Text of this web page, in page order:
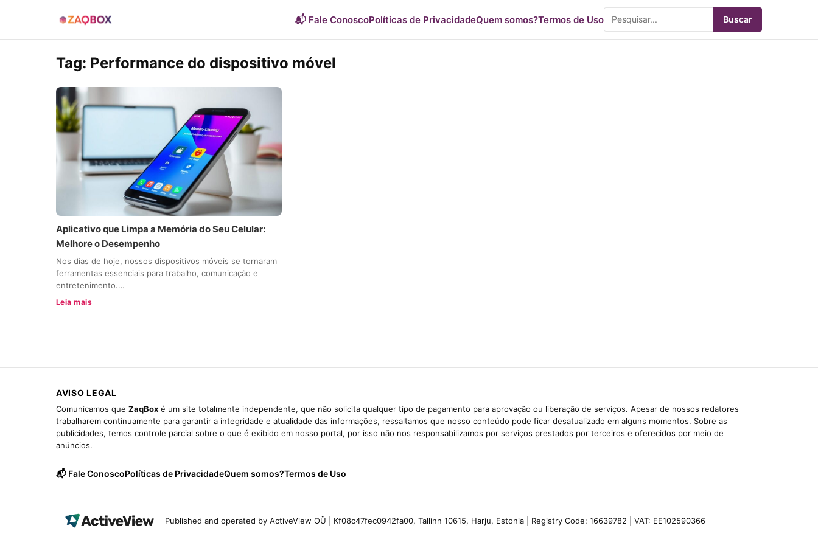
📬 Fale ConoscoPolíticas de PrivacidadeQuem somos?Termos de Uso Buscar
Tag: Performance do dispositivo móvel
Aplicativo que Limpa a Memória do Seu Celular:
Melhore o Desempenho
Nos dias de hoje, nossos dispositivos móveis se tornaram
ferramentas essenciais para trabalho, comunicação e
entretenimento.…
Leia mais
AVISO LEGAL
Comunicamos que ZaqBox é um site totalmente independente, que não solicita qualquer tipo de pagamento para aprovação ou liberação de serviços. Apesar de nossos redatores
trabalharem continuamente para garantir a integridade e atualidade das informações, ressaltamos que nosso conteúdo pode ficar desatualizado em alguns momentos. Sobre as
publicidades, temos controle parcial sobre o que é exibido em nosso portal, por isso não nos responsabilizamos por serviços prestados por terceiros e oferecidos por meio de
anúncios.
📬 Fale ConoscoPolíticas de PrivacidadeQuem somos?Termos de Uso
Published and operated by ActiveView OÜ | Kf08c47fec0942fa00, Tallinn 10615, Harju, Estonia | Registry Code: 16639782 | VAT: EE102590366